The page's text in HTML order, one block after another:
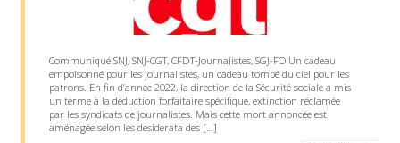
Communiqué SNJ, SNJ-CGT, CFDT-Journalistes, SGJ-FO Un cadeau
empoisonné pour les journalistes, un cadeau tombé du ciel pour les
patrons. En fin d’année 2022, la direction de la Sécurité sociale a mis
un terme à la déduction forfaitaire spécifique, extinction réclamée
par les syndicats de journalistes. Mais cette mort annoncée est
aménagée selon les desiderata des […]